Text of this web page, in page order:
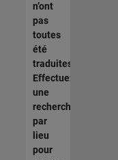
n’ont
pas
toutes
été
traduites.
Effectuez
une
recherche
par
lieu
pour